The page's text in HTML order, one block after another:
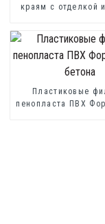
краям с отделкой
Пластиковые
пенопласта ПВХ